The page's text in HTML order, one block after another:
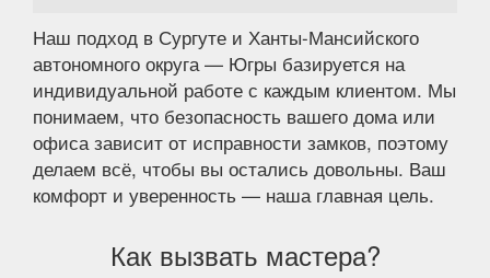
Наш подход в Сургуте и Ханты-Мансийского
автономного округа — Югры базируется на
индивидуальной работе с каждым клиентом. Мы
понимаем, что безопасность вашего дома или
офиса зависит от исправности замков, поэтому
делаем всё, чтобы вы остались довольны. Ваш
комфорт и уверенность — наша главная цель.
Как вызвать мастера?